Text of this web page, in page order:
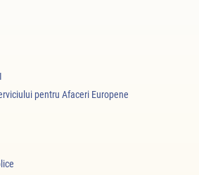
pentru Afaceri Europene